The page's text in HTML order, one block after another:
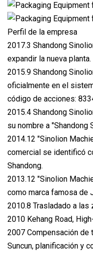
Perfil de la empresa
2017.3 Shandong
expandir la nueva planta.
2015.9 Shandong
oficialmente en el
código de acciones:
2015.4 Shandong
su nombre a "Shandong
2014.12 "Sinolion
comercial se identificó
Shandong.
2013.12 "Sinolion
como marca famosa de
2010.8 Trasladado a las
2010 Kehang Road,
2007 Compensación de
Suncun, planificación y